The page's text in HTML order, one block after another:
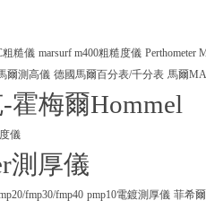
粗糙儀 marsurf m400粗糙度儀 Perthometer
爾測高儀 德國馬爾百分表/千分表 馬爾
霍梅爾Hommel
儀
測厚儀
fmp30/fmp40 pmp10電鍍測厚儀 菲希